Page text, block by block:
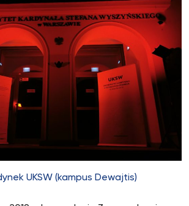
UKSW (kampus Dewajtis)